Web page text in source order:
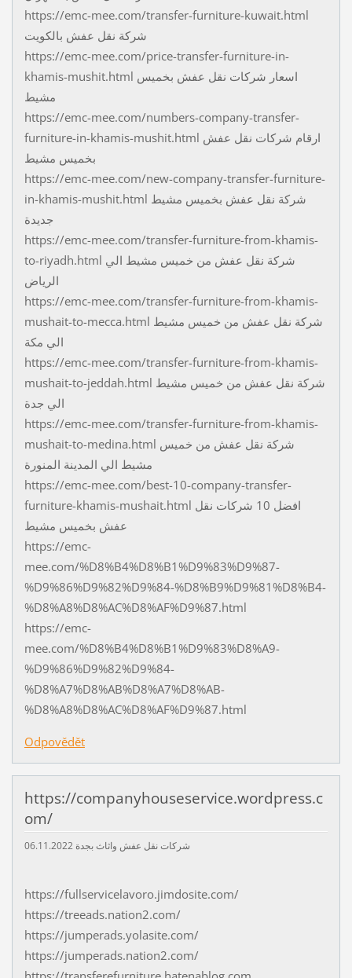
https://emc-mee.com/transfer-furniture-kuwait.html
شركة نقل عفش بالكويت
https://emc-mee.com/price-transfer-furniture-in-
khamis-mushit.html اسعار شركات نقل عفش بخميس
مشيط
https://emc-mee.com/numbers-company-transfer-
furniture-in-khamis-mushit.html ارقام شركات نقل عفش
بخميس مشيط
https://emc-mee.com/new-company-transfer-furniture-
in-khamis-mushit.html شركة نقل عفش بخميس مشيط
جديدة
https://emc-mee.com/transfer-furniture-from-khamis-
to-riyadh.html شركة نقل عفش من خميس مشيط الي
الرياض
https://emc-mee.com/transfer-furniture-from-khamis-
mushait-to-mecca.html شركة نقل عفش من خميس مشيط
الي مكة
https://emc-mee.com/transfer-furniture-from-khamis-
mushait-to-jeddah.html شركة نقل عفش من خميس مشيط
الي جدة
https://emc-mee.com/transfer-furniture-from-khamis-
mushait-to-medina.html شركة نقل عفش من خميس
مشيط الي المدينة المنورة
https://emc-mee.com/best-10-company-transfer-
furniture-khamis-mushait.html افضل 10 شركات نقل
عفش بخميس مشيط
https://emc-
mee.com/%D8%B4%D8%B1%D9%83%D9%87-
%D9%86%D9%82%D9%84-%D8%B9%D9%81%D8%B4-
%D8%A8%D8%AC%D8%AF%D9%87.html
https://emc-
mee.com/%D8%B4%D8%B1%D9%83%D8%A9-
%D9%86%D9%82%D9%84-
%D8%A7%D8%AB%D8%A7%D8%AB-
%D8%A8%D8%AC%D8%AF%D9%87.html
Odpovědět
https://companyhouseservice.wordpress.c
om/
شركات نقل عفش واثاث بجدة 06.11.2022
https://fullservicelavoro.jimdosite.com/
https://treeads.nation2.com/
https://jumperads.yolasite.com/
https://jumperads.nation2.com/